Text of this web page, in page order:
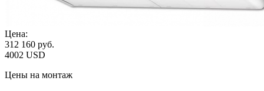
Цена:
312 160 руб.
4002 USD
Цены на монтаж